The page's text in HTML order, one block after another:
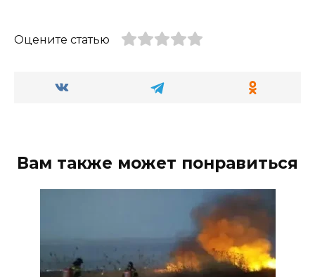
Оцените статью
Вам также может понравиться